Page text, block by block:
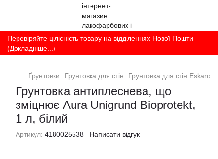
Перевіряйте цілісність товару на відділеннях Нової Пошти
(Докладніше...)
Ґрунтовки Грунтовка для стін Грунтовка для стін Eskaro
Грунтовка антиплеснева, що
зміцнює Aura Unigrund Bioprotekt,
1 л, білий
Артикул: 4180025538 Написати відгук